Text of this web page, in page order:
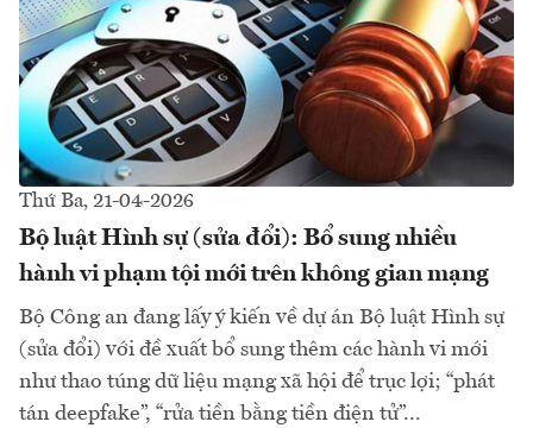
Thứ Ba, 21-04-2026
Bộ luật Hình sự (sửa đổi): Bổ sung nhiều
hành vi phạm tội mới trên không gian mạng
Bộ Công an đang lấy ý kiến về dự án Bộ luật Hình sự
(sửa đổi) với đề xuất bổ sung thêm các hành vi mới
như thao túng dữ liệu mạng xã hội để trục lợi; “phát
tán deepfake”, “rửa tiền bằng tiền điện tử”...